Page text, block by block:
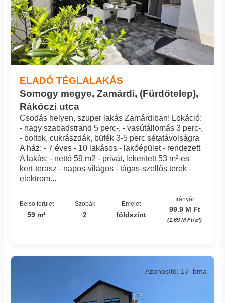
ELADÓ TÉGLALAKÁS
Somogy megye, Zamárdi, (Fürdőtelep),
Rákóczi utca
Csodás helyen, szuper lakás Zamárdiban! Lokáció:
- nagy szabadstrand 5 perc-, - vasútállomás 3 perc-,
- boltok, cukrászdák, büfék 3-5 perc sétatávolságra
A ház: - 7 éves - 10 lakásos - lakóépület - rendezett
A lakás: - nettó 59 m2 - privát, lekerített 53 m²-es
kert-terasz - napos-világos - tágas-szellős terek -
elektrom...
Belső terület
59 m²
Szobák
2
Emelet
földszint
Irányár
99.9 M Ft
(1.69 M Ft/㎡)
Azonosító: 17_bma